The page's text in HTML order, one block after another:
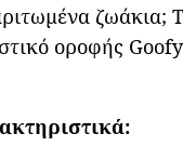
ζωάκια;
οροφής Goofy